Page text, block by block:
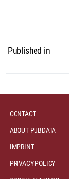
Published in
CONTACT
ABOUT PUBDATA
IMPRINT
PRIVACY POLICY